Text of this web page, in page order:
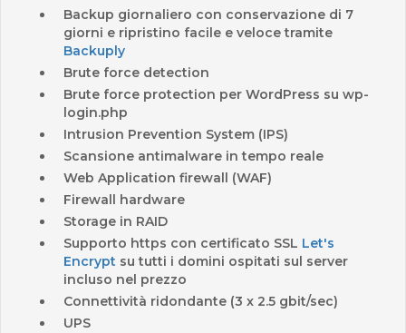
Backup giornaliero con conservazione di 7
giorni e ripristino facile e velocetramite
Backuply
Brute force detection
Brute force protection per WordPress su wp-
login.php
Intrusion Prevention System (IPS)
Scansione antimalware in tempo reale
Web Application firewall (WAF)
Firewall hardware
Storage in RAID
Supporto https con certificato SSL Let's
Encrypt su tutti i domini ospitati sul server
incluso nel prezzo
Connettività ridondante (3 x 2.5 gbit/sec)
UPS